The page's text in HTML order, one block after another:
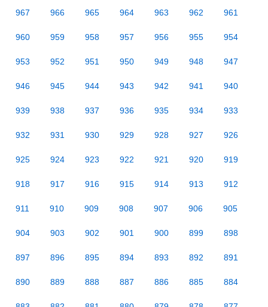
967 966 965 964 963 962 961
960 959 958 957 956 955 954
953 952 951 950 949 948 947
946 945 944 943 942 941 940
939 938 937 936 935 934 933
932 931 930 929 928 927 926
925 924 923 922 921 920 919
918 917 916 915 914 913 912
911 910 909 908 907 906 905
904 903 902 901 900 899 898
897 896 895 894 893 892 891
890 889 888 887 886 885 884